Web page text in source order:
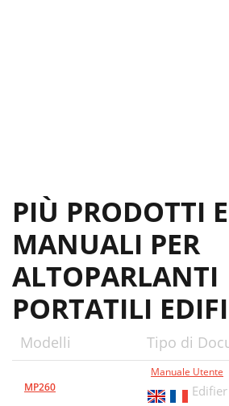
PIÙ PRODOTTI E
MANUALI PER
ALTOPARLANTI
PORTATILI
Modelli Tipo di
MP260
Manuale Utente